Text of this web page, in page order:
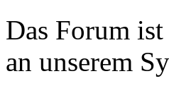
Das Forum
an unserem